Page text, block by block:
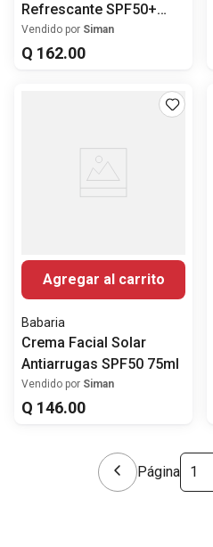
Refrescante SPF50+
75ml
Vendido por Siman
Q 162.00
Agregar al carrito
Babaria
Crema Facial Solar
Antiarrugas SPF50 75ml
Vendido por Siman
Q 146.00
Página